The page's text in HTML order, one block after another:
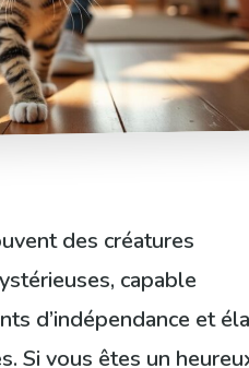
des créatures
capable
d’indépendance et
Si vous êtes un